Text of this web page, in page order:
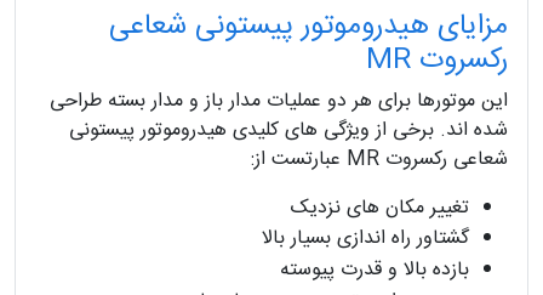
مزایای هیدروموتور پیستونی شعاعی
رکسروت MR
این موتورها برای هر دو عملیات مدار باز و مدار بسته طراحی
شده اند. برخی از ویژگی های کلیدی هیدروموتور پیستونی
شعاعی رکسروت MR عبارتست از:
تغییر مکان های نزدیک
گشتاور راه اندازی بسیار بالا
بازده بالا و قدرت پیوسته